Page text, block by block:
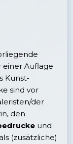
einer Auflage
Kunst-
sind vor
der
den
und
(zusätzliche)